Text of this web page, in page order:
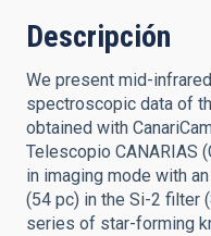
Descripción
We present mid-
spectroscopic data of
obtained with
Telescopio CANARIAS
in imaging mode with
(54 pc) in the Si-2 filter
series of star-forming